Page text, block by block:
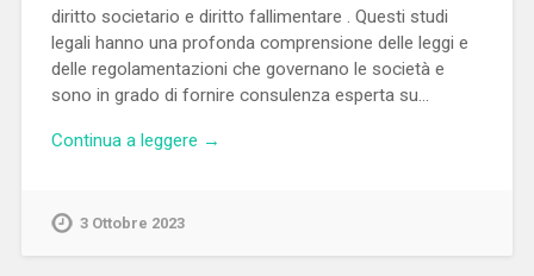
diritto societario e diritto fallimentare . Questi studi
legali hanno una profonda comprensione delle leggi e
delle regolamentazioni che governano le società e
sono in grado di fornire consulenza esperta su…
Continua a leggere →
3 Ottobre 2023